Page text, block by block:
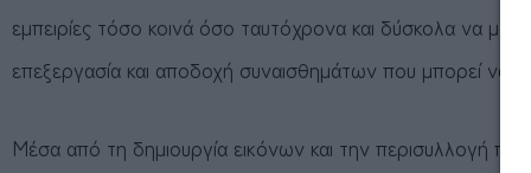
εμπειρίες τόσο κοινά όσο ταυτόχρονα και δύσκολα να
επεξεργασία και αποδοχή συναισθημάτων που μπορεί να
Μέσα από τη δημιουργία εικόνων και την περισυλλογή